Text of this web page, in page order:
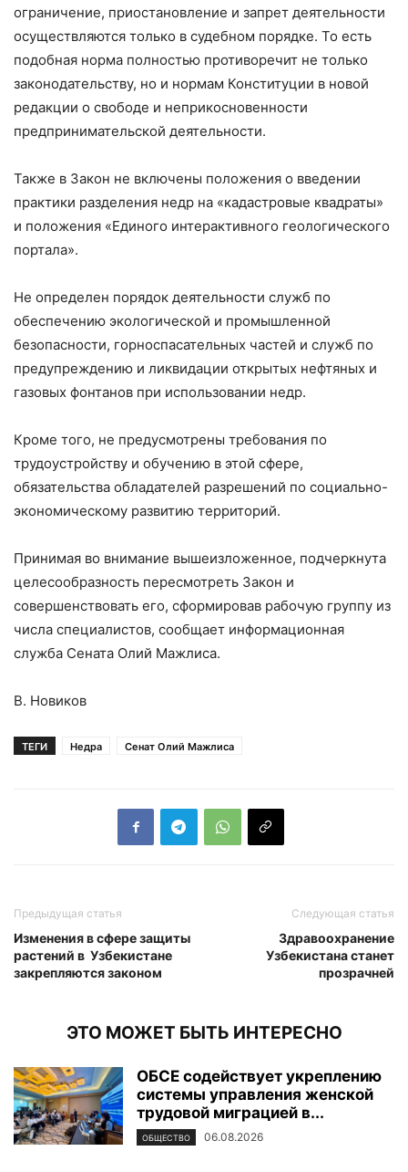
ограничение, приостановление и запрет деятельности
осуществляются только в судебном порядке. То есть
подобная норма полностью противоречит не только
законодательству, но и нормам Конституции в новой
редакции о свободе и неприкосновенности
предпринимательской деятельности.
Также в Закон не включены положения о введении
практики разделения недр на «кадастровые квадраты»
и положения «Единого интерактивного геологического
портала».
Не определен порядок деятельности служб по
обеспечению экологической и промышленной
безопасности, горноспасательных частей и служб по
предупреждению и ликвидации открытых нефтяных и
газовых фонтанов при использовании недр.
Кроме того, не предусмотрены требования по
трудоустройству и обучению в этой сфере,
обязательства обладателей разрешений по социально-
экономическому развитию территорий.
Принимая во внимание вышеизложенное, подчеркнута
целесообразность пересмотреть Закон и
совершенствовать его, сформировав рабочую группу из
числа специалистов, сообщает информационная
служба Сената Олий Мажлиса.
В. Новиков
ТЕГИ Недра Сенат Олий Мажлиса
Предыдущая статья
Изменения в сфере защиты
растений в Узбекистане
закрепляются законом
Следующая статья
Здравоохранение
Узбекистана станет
прозрачней
ЭТО МОЖЕТ БЫТЬ ИНТЕРЕСНО
ОБСЕ содействует укреплению
системы управления женской
трудовой миграцией в...
ОБЩЕСТВО 06.08.2026